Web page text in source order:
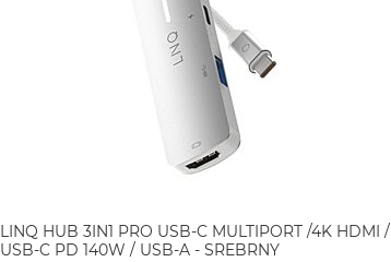
LINQ HUB 3IN1 PRO USB-C MULTIPORT /4K HDMI /
USB-C PD 140W / USB-A - SREBRNY